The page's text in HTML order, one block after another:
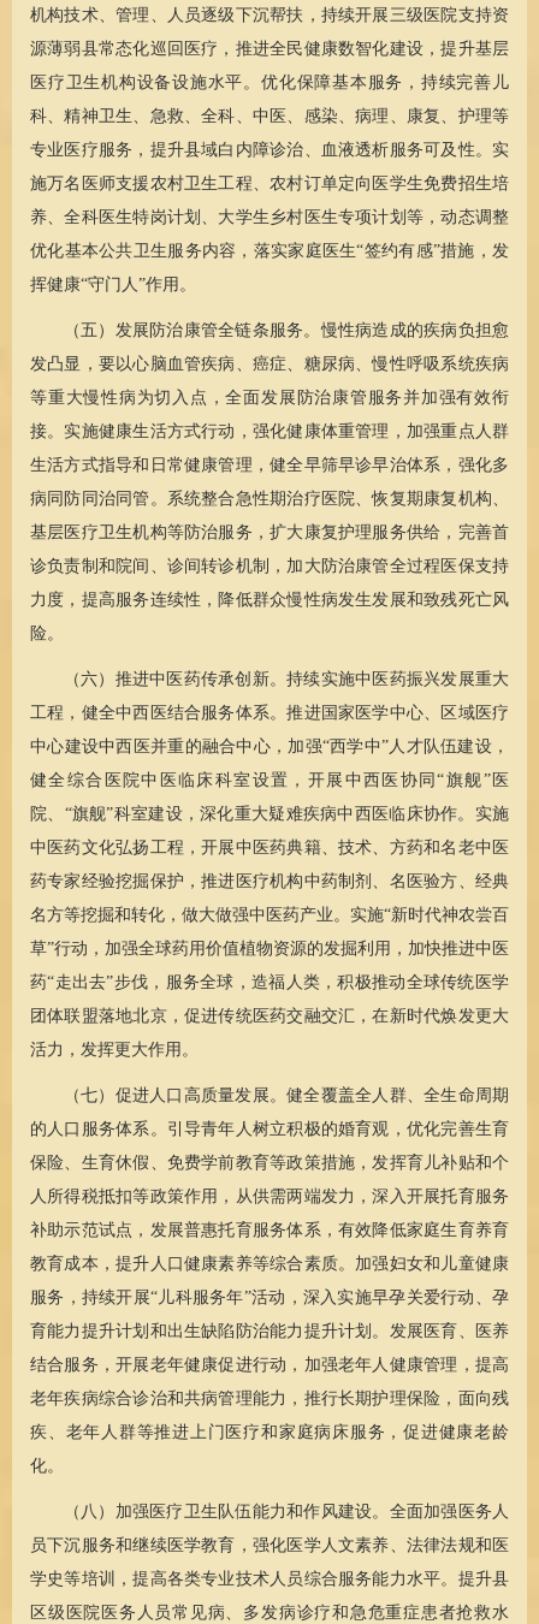
机构技术、管理、人员逐级下沉帮扶，持续开展三级医院支持资
源薄弱县常态化巡回医疗，推进全民健康数智化建设，提升基层
医疗卫生机构设备设施水平。优化保障基本服务，持续完善 儿
科、精神卫生、急救、全科、中医、感染、病理、康复、护理等
专业医疗服务，提升县域白内障诊治、血液透析服务可及性。实
施万名医师支援农村卫生工程、农村订单定向医学生免费招生培
养、全科医生特岗计划、大学生乡村医生专项计划等，动态调整
优化基本公共卫生服务内容，落实家庭医生“签约有感”措施，发
挥健康“守门人”作用。
（五）发展防治康管全链条服务。慢性病造成的疾病负担愈
发凸显，要以心脑血管疾病、癌症、糖尿病、慢性呼吸系统疾病
等重大慢性病为切入点，全面发展防治康管服务并加强有效衔
接。实施健康生活方式行动，强化健康体重管理，加强重点人群
生活方式指导和日常健康管理，健全早筛早诊早治体系，强化多
病同防同治同管。系统整合急性期治疗医院、恢复期康复机构、
基层医疗卫生机构等防治服务，扩大康复护理服务供给，完善首
诊负责制和院间、诊间转诊机制，加大防治康管全过程医保支持
力度，提高服务连续性，降低群众慢性病发生发展和致残死亡风
险。
（六）推进中医药传承创新。持续实施中医药振兴发展重大
工程，健全中西医结合服务体系。推进国家医学中心、区域医疗
中心建设中西医并重的融合中心，加强“西学中”人才队伍建设，
健全综合医院中医临床科室设置，开展中西医协同“旗舰”医
院、“旗舰”科室建设，深化重大疑难疾病中西医临床协作。实施
中医药文化弘扬工程，开展中医药典籍、技术、方药和名老中医
药专家经验挖掘保护，推进医疗机构中药制剂、名医验方、经典
名方等挖掘和转化，做大做强中医药产业。实施“新时代神农尝百
草”行动，加强全球药用价值植物资源的发掘利用，加快推进中医
药“走出去”步伐，服务全球，造福人类，积极推动全球传统医学
团体联盟落地北京，促进传统医药交融交汇，在新时代焕发更大
活力，发挥更大作用。
（七）促进人口高质量发展。健全覆盖全人群、全生命周期
的人口服务体系。引导青年人树立积极的婚育观，优化完善生育
保险、生育休假、免费学前教育等政策措施，发挥育儿补贴和个
人所得税抵扣等政策作用，从供需两端发力，深入开展托育服务
补助示范试点，发展普惠托育服务体系，有效降低家庭生育养育
教育成本，提升人口健康素养等综合素质。加强妇女和儿童健康
服务，持续开展“儿科服务年”活动，深入实施早孕关爱行动、孕
育能力提升计划和出生缺陷防治能力提升计划。发展医育、医养
结合服务，开展老年健康促进行动，加强老年人健康管理，提高
老年疾病综合诊治和共病管理能力，推行长期护理保险，面向残
疾、老年人群等推进上门医疗和家庭病床服务，促进健康老龄
化。
（八）加强医疗卫生队伍能力和作风建设。全面加强医务人
员下沉服务和继续医学教育，强化医学人文素养、法律法规和医
学史等培训，提高各类专业技术人员综合服务能力水平。提升县
区级医院医务人员常见病、多发病诊疗和急危重症患者抢救水